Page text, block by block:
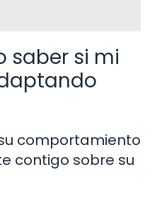
saber si mi
comportamiento
contigo sobre su